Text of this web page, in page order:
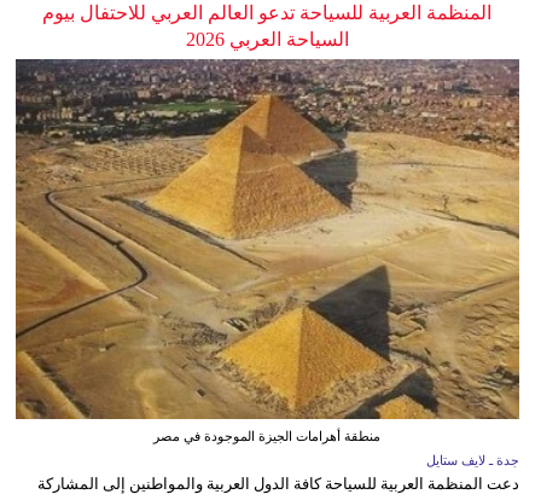
المنظمة العربية للسياحة تدعو العالم العربي للاحتفال بيوم
السياحة العربي 2026
منطقة أهرامات الجيزة الموجودة في مصر
جدة ـ لايف ستايل
دعت المنظمة العربية للسياحة كافة الدول العربية والمواطنين إلى المشاركة